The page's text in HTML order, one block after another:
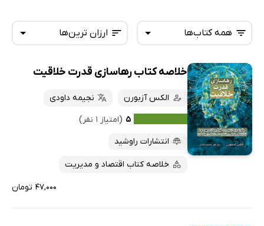
ارزان ترین‌ها
تازه‌ها
داغ‌ترین‌ها
پرفروش‌ها
پربحث‌ها
ارزان ترین‌ها
همه کتاب‌ها
همه کتاب‌ها
کتاب‌های صوتی
کتاب‌های متنی
خلاصه کتاب رهاسازی قدرت خلاقیت
الکس آزبورن
نجیمه داودی
۵ (امتیاز ۱ نفر)
انتشارات راوشید
خلاصه کتاب اقتصاد و مدیریت
۴۷,۰۰۰ تومان